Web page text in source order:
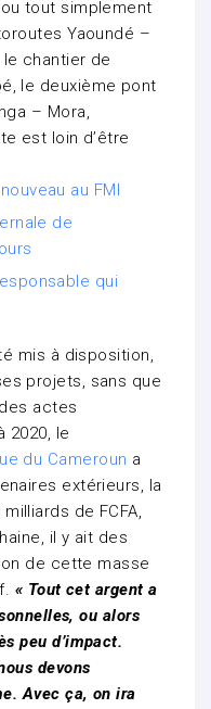
tout simplement
Yaoundé –
le chantier de
le deuxième pont
– Mora,
est loin d’être
au FMI
de
qui
mis à disposition,
projets, sans que
actes
2020, le
du Cameroun a
extérieurs, la
de FCFA,
il y ait des
de cette masse
« Tout cet argent a
ou alors
peu d’impact.
devons
Avec ça, on ira